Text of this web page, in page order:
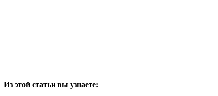
Из этой статьи вы узнаете: